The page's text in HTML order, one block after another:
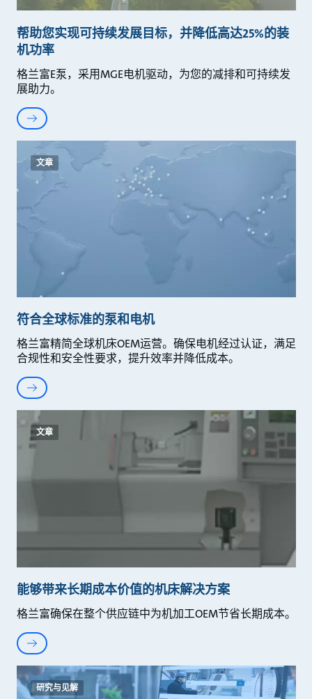
帮助您实现可持续发展目标，并降低高达25%的装
机功率
格兰富E泵，采用MGE电机驱动，为您的减排和可持续发
展助力。
文章
符合全球标准的泵和电机
格兰富精简全球机床OEM运营。确保电机经过认证，满足
合规性和安全性要求，提升效率并降低成本。
文章
能够带来长期成本价值的机床解决方案
格兰富确保在整个供应链中为机加工OEM节省长期成本。
研究与见解